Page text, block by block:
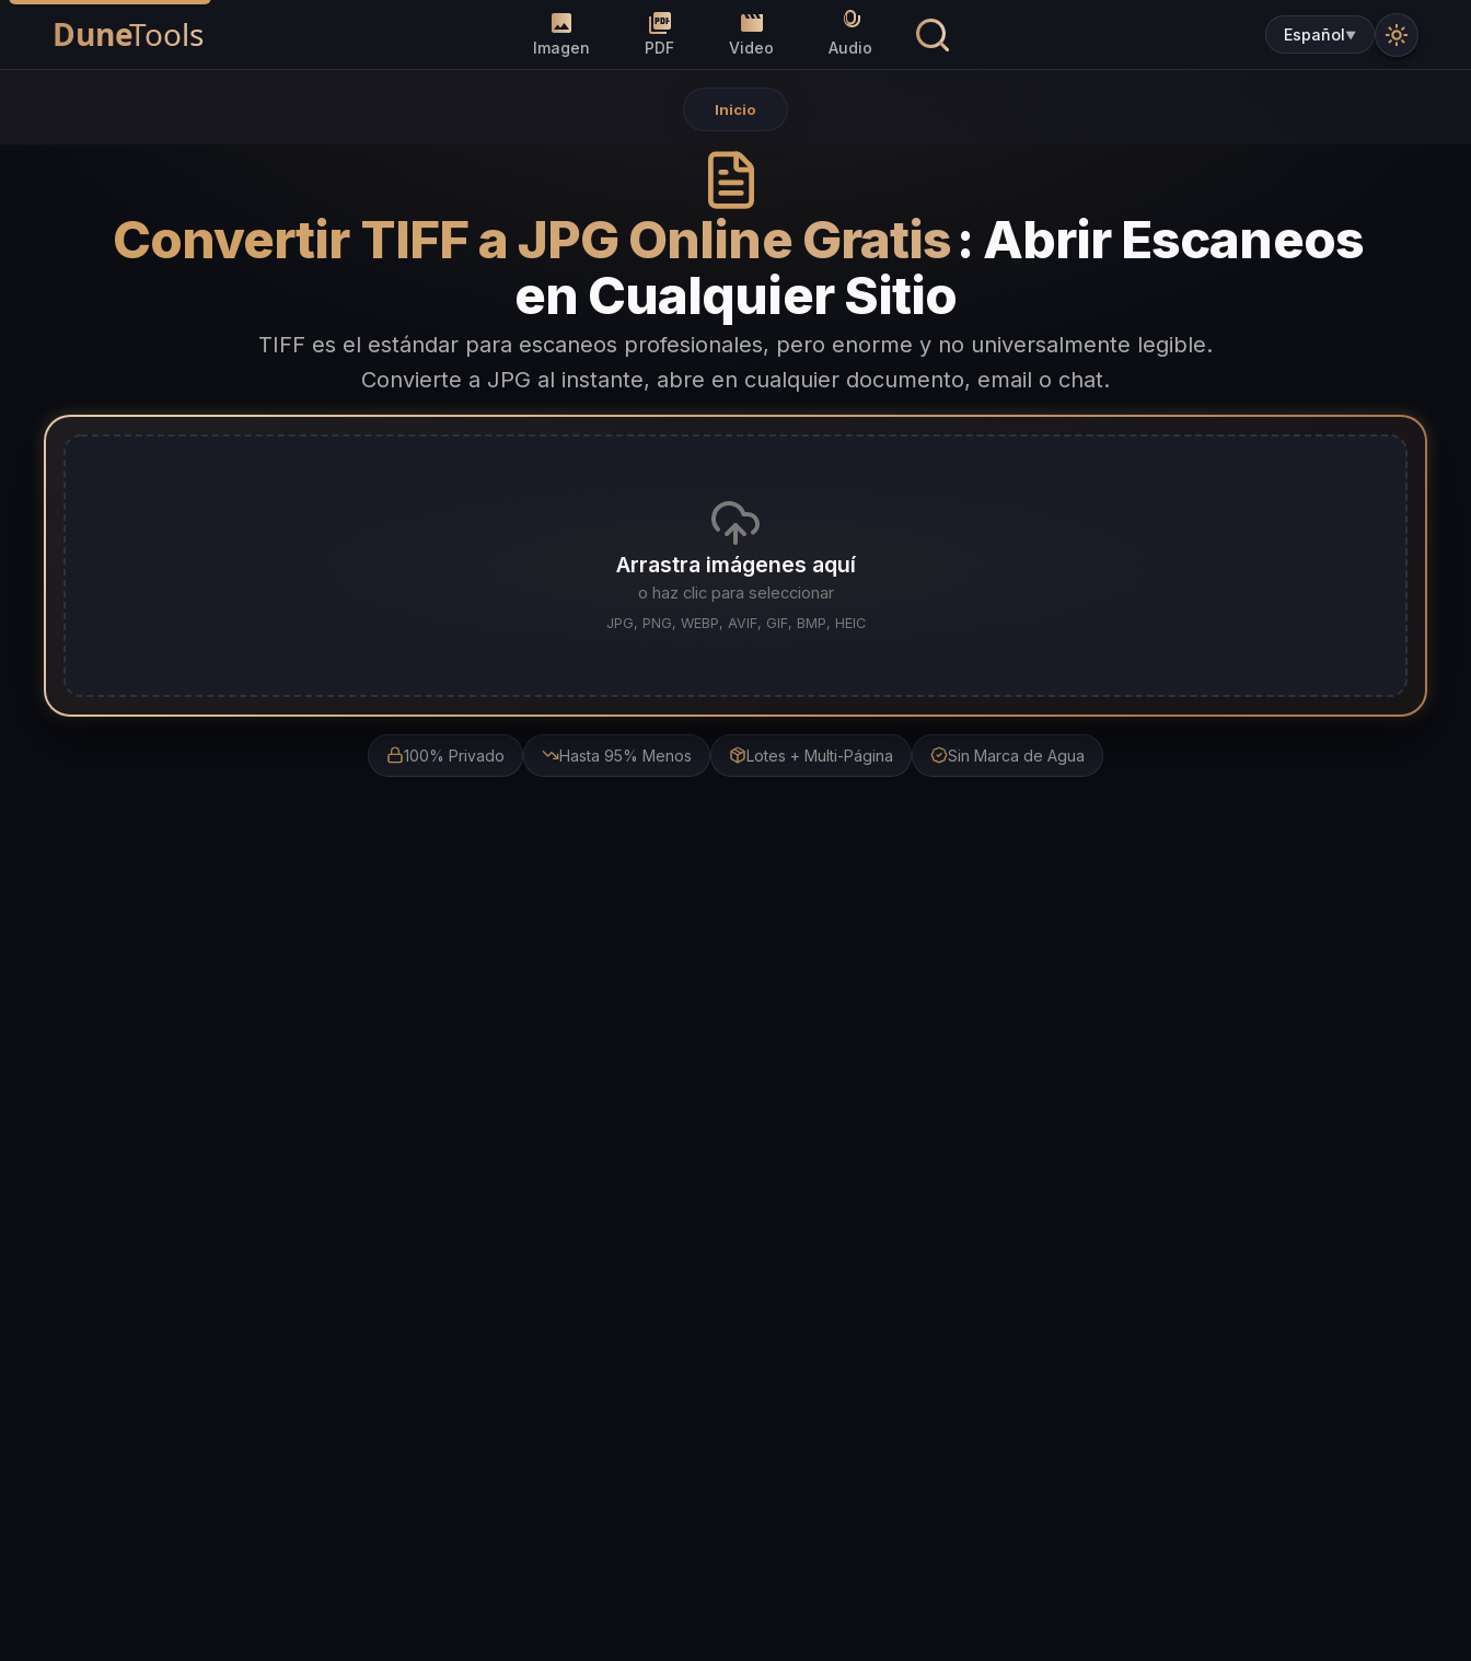
Imagen PDF Video Audio
Español▼
Inicio
Convertir TIFF a JPG Online Gratis: Abrir Escaneos
en Cualquier Sitio
TIFF es el estándar para escaneos profesionales, pero enorme y no universalmente legible.
Convierte a JPG al instante, abre en cualquier documento, email o chat.
Arrastra imágenes aquí
o haz clic para seleccionar
JPG, PNG, WEBP, AVIF, GIF, BMP, HEIC
100% Privado Hasta 95% Menos Lotes + Multi-Página Sin Marca de Agua